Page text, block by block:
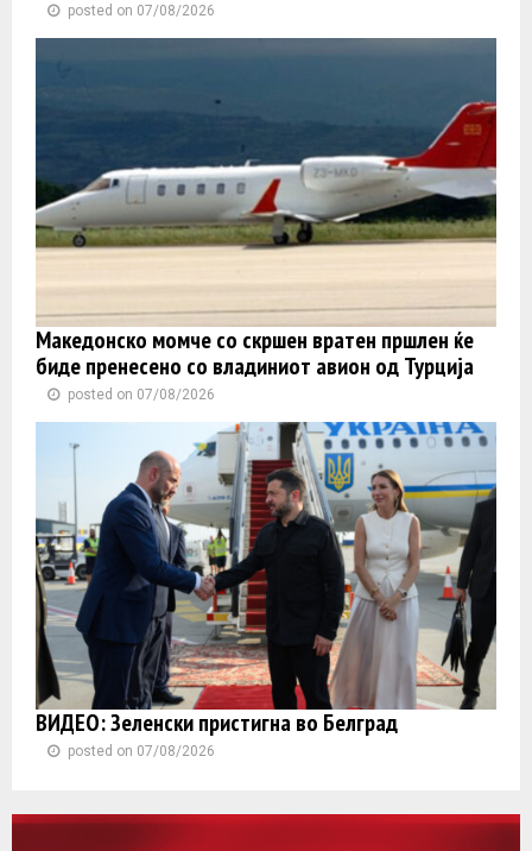
posted on 07/08/2026
Македонско момче со скршен вратен пршлен ќе
биде пренесено со владиниот авион од Турција
posted on 07/08/2026
ВИДЕО: Зеленски пристигна во Белград
posted on 07/08/2026